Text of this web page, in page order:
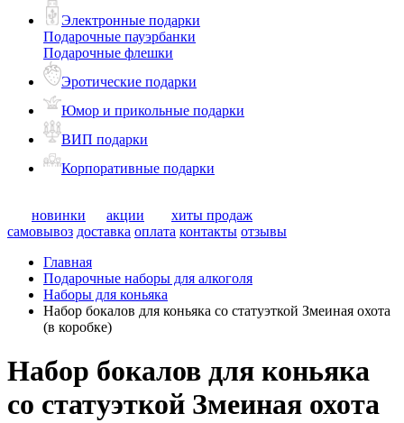
Электронные подарки
Подарочные пауэрбанки
Подарочные флешки
Эротические подарки
Юмор и прикольные подарки
ВИП подарки
Корпоративные подарки
новинки акции
хиты продаж
самовывоз доставка оплата контакты отзывы
Главная
Подарочные наборы для алкоголя
Наборы для коньяка
Набор бокалов для коньяка со статуэткой Змеиная охота
(в коробке)
Набор бокалов для коньяка
со статуэткой Змеиная охота